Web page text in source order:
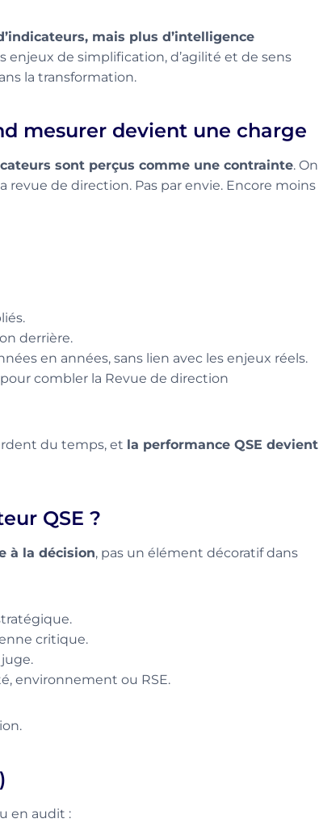
mais plus d’intelligence
enjeux de simplification, d’agilité et de sens
la transformation.
mesurer devient une charge
sont perçus comme une contrainte. On
revue de direction. Pas par envie. Encore moins
derrière.
en années, sans lien avec les enjeux réels.
combler la Revue de direction
du temps, et la performance QSE devient
QSE ?
à la décision, pas un élément décoratif dans
critique.
environnement ou RSE.
en audit :